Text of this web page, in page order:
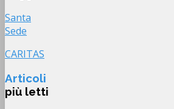
Santa
Sede
CARITAS
Articoli
più letti